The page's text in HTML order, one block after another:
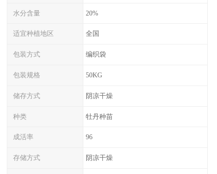
水分含量 20%
适宜种植地区 全国
包装方式 编织袋
包装规格 50KG
储存方式 阴凉干燥
种类 牡丹种苗
成活率 96
存储方式 阴凉干燥